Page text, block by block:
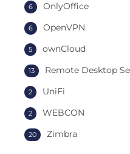
OnlyOffice
6
OpenVPN
6
ownCloud
5
Remote Desktop
13
UniFi
2
WEBCON
2
Zimbra
20